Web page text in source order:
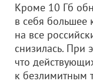
Кроме 10 Гб
в себя большее
на все
снизилась. При
что
к безлимитным